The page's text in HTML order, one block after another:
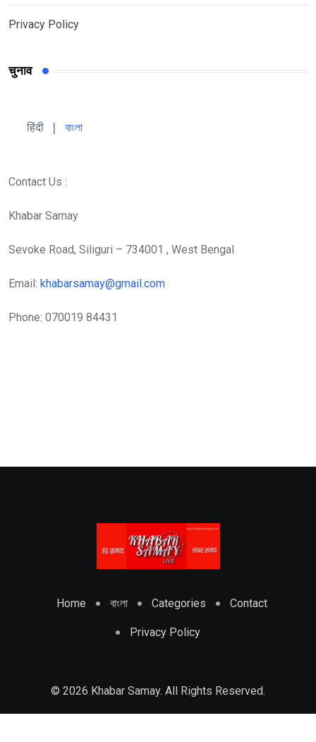
Privacy Policy
चुनाव
हिंदी | বাংলা
Contact Us :
Khabar Samay
Sevoke Road, Siliguri – 734001 , West Bengal
Email: khabarsamay@gmail.com
Phone: 070019 84431
Home বাংলা Categories Contact
Privacy Policy
© 2026 Khabar Samay. All Rights Reserved.